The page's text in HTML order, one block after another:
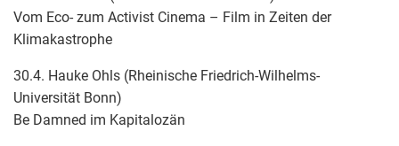
Vom Eco- zum Activist Cinema – Film in Zeiten der
Klimakastrophe
30.4. Hauke Ohls (Rheinische Friedrich-Wilhelms-
Universität Bonn)
Be Damned im Kapitalozän